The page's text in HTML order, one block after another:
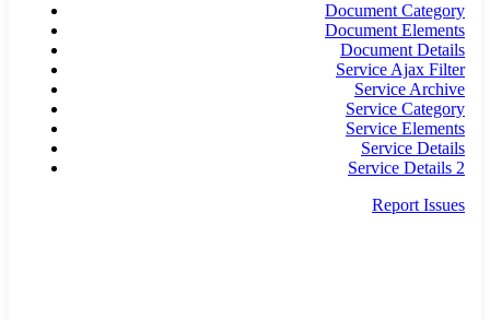
Document Category
Document Elements
Document Details
Service Ajax Filter
Service Archive
Service Category
Service Elements
Service Details
Service Details 2
Report Issues